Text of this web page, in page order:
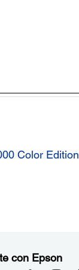
Color Edition
con Epson